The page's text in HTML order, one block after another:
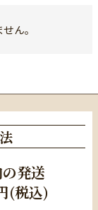
ん。
発送
(税込)